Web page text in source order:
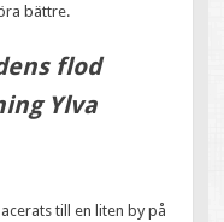
bättre.
flod
Ylva
till en liten by på